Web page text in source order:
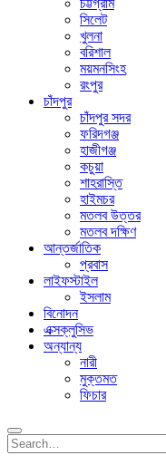
চট্টগ্রাম
সিলেট
খুলনা
বরিশাল
ময়মনসিংহ
রংপুর
চাঁদপুর
চাঁদপুর সদর
ফরিদগঞ্জ
হাজীগঞ্জ
কচুয়া
শাহরাস্তি
হাইমচর
মতলব উত্তর
মতলব দক্ষিণ
আন্তর্জাতিক
প্রবাস
লাইফস্টাইল
ইসলাম
বিনোদন
এক্সক্লুসিভ
অন্যান্য
নারী
মুক্তমত
ফিচার
Search
for:
Search